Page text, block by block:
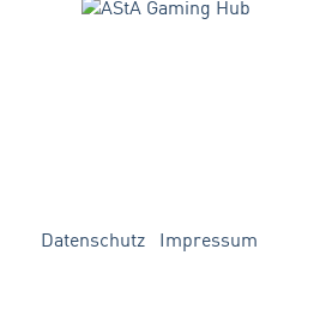
Datenschutz Impressum